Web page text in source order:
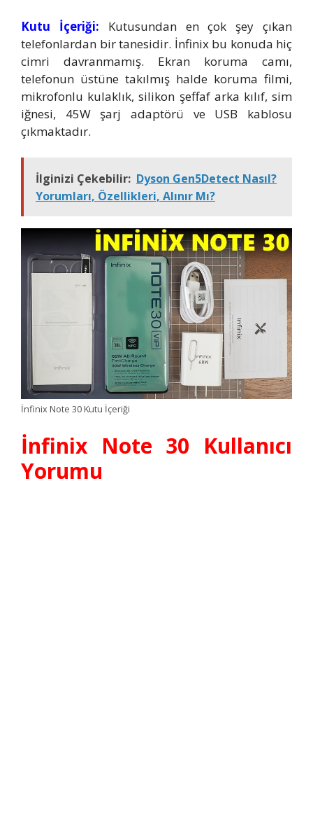
Kutu İçeriği: Kutusundan en çok şey çıkan
telefonlardan bir tanesidir. İnfinix bu konuda hiç
cimri davranmamış. Ekran koruma camı,
telefonun üstüne takılmış halde koruma filmi,
mikrofonlu kulaklık, silikon şeffaf arka kılıf, sim
iğnesi, 45W şarj adaptörü ve USB kablosu
çıkmaktadır.
İlginizi Çekebilir: Dyson Gen5Detect Nasıl?
Yorumları, Özellikleri, Alınır Mı?
İnfinix Note 30 Kutu İçeriği
İnfinix Note 30 Kullanıcı
Yorumu